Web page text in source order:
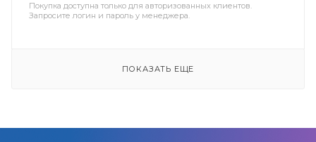
Покупка доступна только для авторизованных клиентов.
Запросите логин и пароль у менеджера.
ПОКАЗАТЬ ЕЩЕ